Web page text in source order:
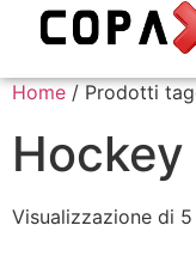
Home / Prodotti
Hockey
Visualizzazione di